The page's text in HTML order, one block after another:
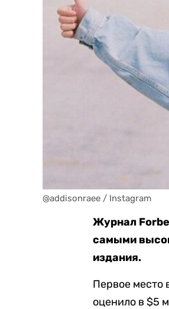
@addisonraee / Instagram
Журнал
самыми
издания.
Первое место
оценило в $5